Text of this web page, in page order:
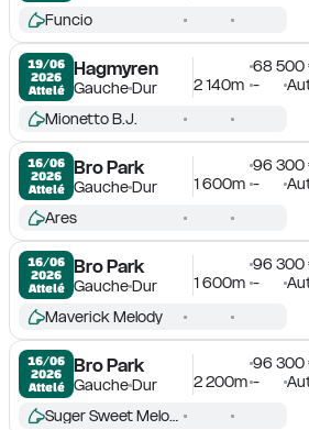
Funcio
19/06
2026
Attelé
Hagmyren
GaucheDur
68 500
2 140m -
Mionetto B.J.
16/06
2026
Attelé
Bro Park
GaucheDur
96 300
1 600m -
Ares
16/06
2026
Attelé
Bro Park
GaucheDur
96 300
1 600m -
Maverick Melody
16/06
2026
Attelé
Bro Park
GaucheDur
96 300
2 200m -
Suger Sweet Melody